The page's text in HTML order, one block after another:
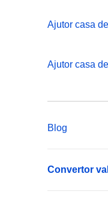
Ajutor casa
Ajutor casa
Blog
Convertor